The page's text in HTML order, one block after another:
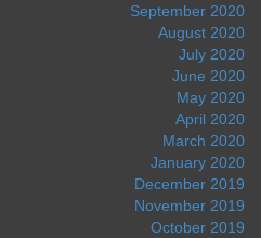
September 2020
August 2020
July 2020
June 2020
May 2020
April 2020
March 2020
January 2020
December 2019
November 2019
October 2019